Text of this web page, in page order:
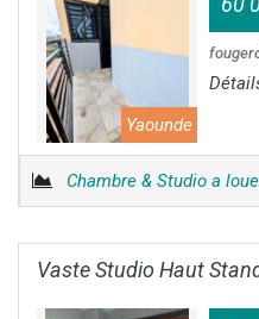
Yaounde
Chambre & Studio a
Vaste Studio Haut